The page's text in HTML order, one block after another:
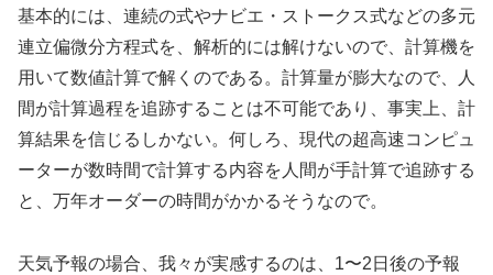
基本的には、連続の式やナビエ・ストークス式などの多元
連立偏微分方程式を、解析的には解けないので、計算機を
用いて数値計算で解くのである。計算量が膨大なので、人
間が計算過程を追跡することは不可能であり、事実上、計
算結果を信じるしかない。何しろ、現代の超高速コンピュ
ーターが数時間で計算する内容を人間が手計算で追跡する
と、万年オーダーの時間がかかるそうなので。
天気予報の場合、我々が実感するのは、1〜2日後の予報